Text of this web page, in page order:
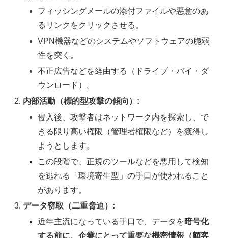
フィッシングメールの添付ファイルや悪意のあ
るリンクをクリックさせる。
VPN機器などのシステムやソフトウェアの脆弱
性を突く。
不正広告などを経由する（ドライブ・バイ・ダ
ウンロード）。
内部活動（標的型攻撃の傾向）:
侵入後、攻撃者はネットワーク内を探索し、で
きる限り高い権限（管理者権限など）を獲得し
ようとします。
この段階で、正規のツールなどを悪用して検知
を逃れる「環境寄生型」の手口が使われること
があります。
データ窃取（二重脅迫）:
近年主流になっている手口で、データを暗号化
する前に、企業にとって重要な機密情報（顧客